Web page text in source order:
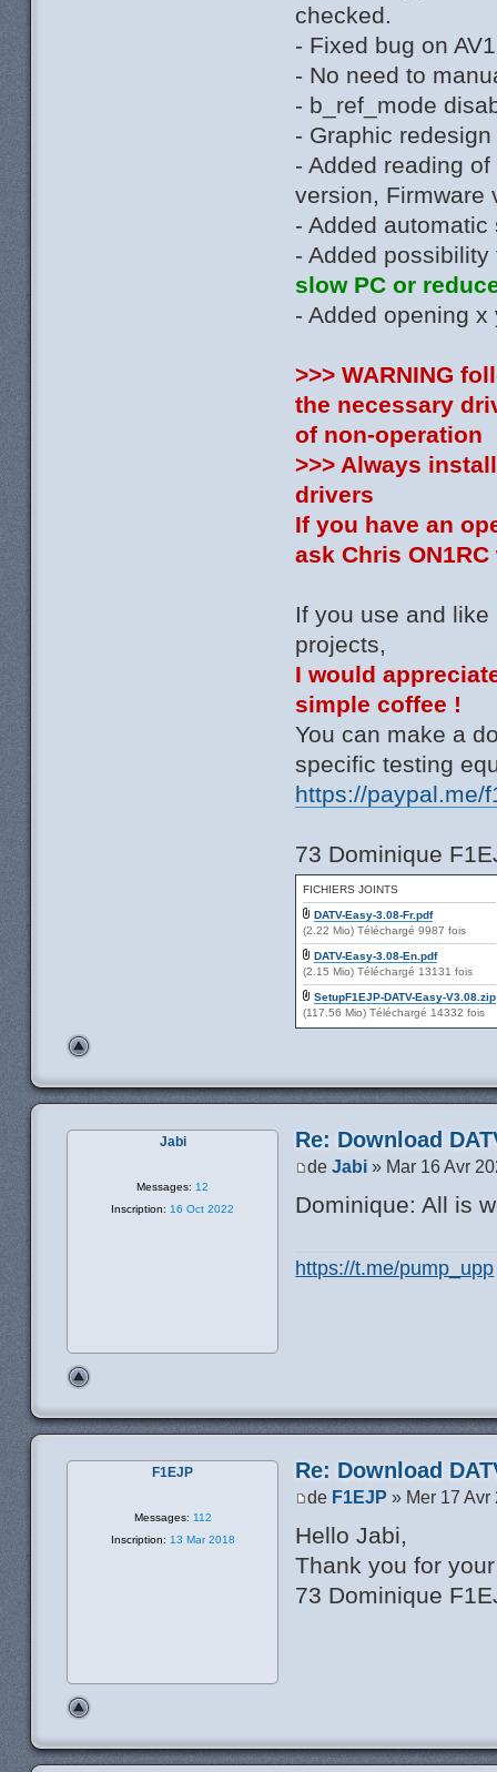
checked.
- Fixed bug on
- No need to
- b_ref_mode
- Graphic
- Added reading
version, Firmware
- Added
- Added
slow PC or
- Added opening
>>> WARNING
the necessary
of non-operation
>>> Always
drivers
If you have an
ask Chris
If you use and
projects,
I would
simple coffee !
You can make a
specific testing
https://paypal.me/
73 Dominique
FICHIERS JOINTS
DATV-Easy-3.08-Fr.pdf
(2.22 Mio) Téléchargé 9987 fois
DATV-Easy-3.08-En.pdf
(2.15 Mio) Téléchargé 13131 fois
SetupF1EJP-DATV-Easy-V3.08.zip
(117.56 Mio) Téléchargé 14332 fois
Re: Download
deJabi » Mar 16 Avr
Dominique: All is
https://t.me/pump_upp
Jabi
Messages: 12
Inscription: 16 Oct 2022
Re: Download
de F1EJP » Mer 17 Avr
Hello Jabi,
Thank you for
73 Dominique
F1EJP
Messages: 112
Inscription: 13 Mar 2018